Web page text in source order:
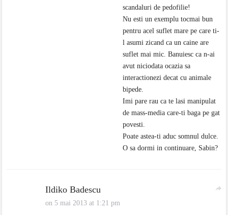
scandaluri de pedofilie!
Nu esti un exemplu tocmai bun
pentru acel suflet mare pe care ti-
l asumi zicand ca un caine are
suflet mai mic. Banuiesc ca n-ai
avut niciodata ocazia sa
interactionezi decat cu animale
bipede.
Imi pare rau ca te lasi manipulat
de mass-media care-ti baga pe gat
povesti.
Poate astea-ti aduc somnul dulce.
O sa dormi in continuare, Sabin?
Ildiko Badescu
on 5 mai 2013 at 1:21 pm